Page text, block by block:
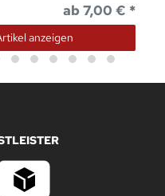
ab 7,00 € *
anzeigen